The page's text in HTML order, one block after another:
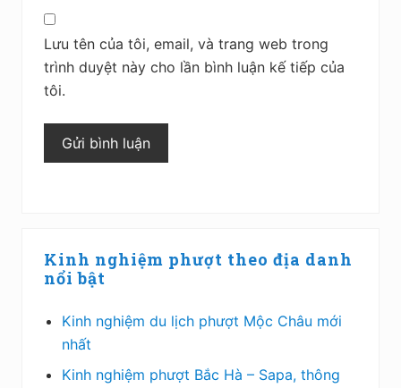
Lưu tên của tôi, email, và trang web trong
trình duyệt này cho lần bình luận kế tiếp của
tôi.
Sidebar
chính
Kinh nghiệm phượt theo địa danh
nổi bật
Kinh nghiệm du lịch phượt Mộc Châu mới
nhất
Kinh nghiệm phượt Bắc Hà – Sapa, thông